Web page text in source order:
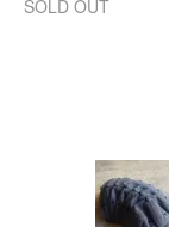
SOLD OUT